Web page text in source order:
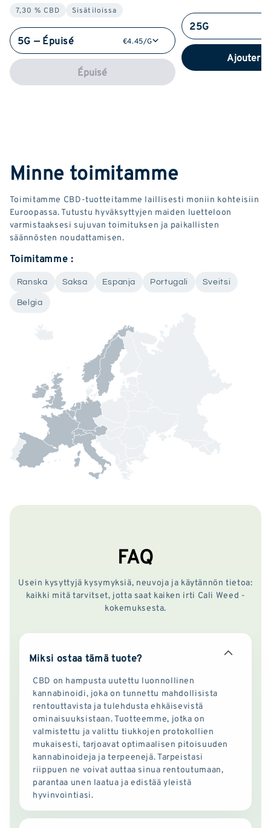
7,30 % CBD Sisätiloissa
5G — Épuisé €4.45/G
Épuisé
25G
Ajouter
Minne toimitamme
Toimitamme CBD-tuotteitamme laillisesti moniin kohteisiin
Euroopassa. Tutustu hyväksyttyjen maiden luetteloon
varmistaaksesi sujuvan toimituksen ja paikallisten
säännösten noudattamisen.
Toimitamme :
Ranska Saksa Espanja Portugali Sveitsi
Belgia
FAQ
Usein kysyttyjä kysymyksiä, neuvoja ja käytännön tietoa:
kaikki mitä tarvitset, jotta saat kaiken irti Cali Weed -
kokemuksesta.
Miksi ostaa tämä tuote?
CBD on hampusta uutettu luonnollinen
kannabinoidi, joka on tunnettu mahdollisista
rentouttavista ja tulehdusta ehkäisevistä
ominaisuuksistaan. Tuotteemme, jotka on
valmistettu ja valittu tiukkojen protokollien
mukaisesti, tarjoavat optimaalisen pitoisuuden
kannabinoideja ja terpeenejä. Tarpeistasi
riippuen ne voivat auttaa sinua rentoutumaan,
parantaa unen laatua ja edistää yleistä
hyvinvointiasi.